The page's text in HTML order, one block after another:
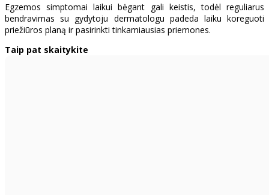
Egzemos simptomai laikui bėgant gali keistis, todėl reguliarus
bendravimas su gydytoju dermatologu padeda laiku koreguoti
priežiūros planą ir pasirinkti tinkamiausias priemones.
Taip pat skaitykite